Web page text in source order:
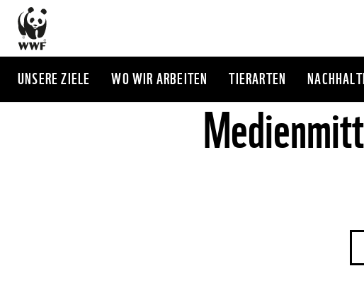
Direkt
zum
Inhalt
UNSERE ZIELE WO WIR ARBEITEN TIERARTEN